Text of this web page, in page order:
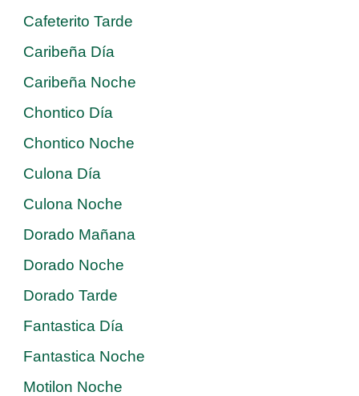
Cafeterito Tarde
Caribeña Día
Caribeña Noche
Chontico Día
Chontico Noche
Culona Día
Culona Noche
Dorado Mañana
Dorado Noche
Dorado Tarde
Fantastica Día
Fantastica Noche
Motilon Noche